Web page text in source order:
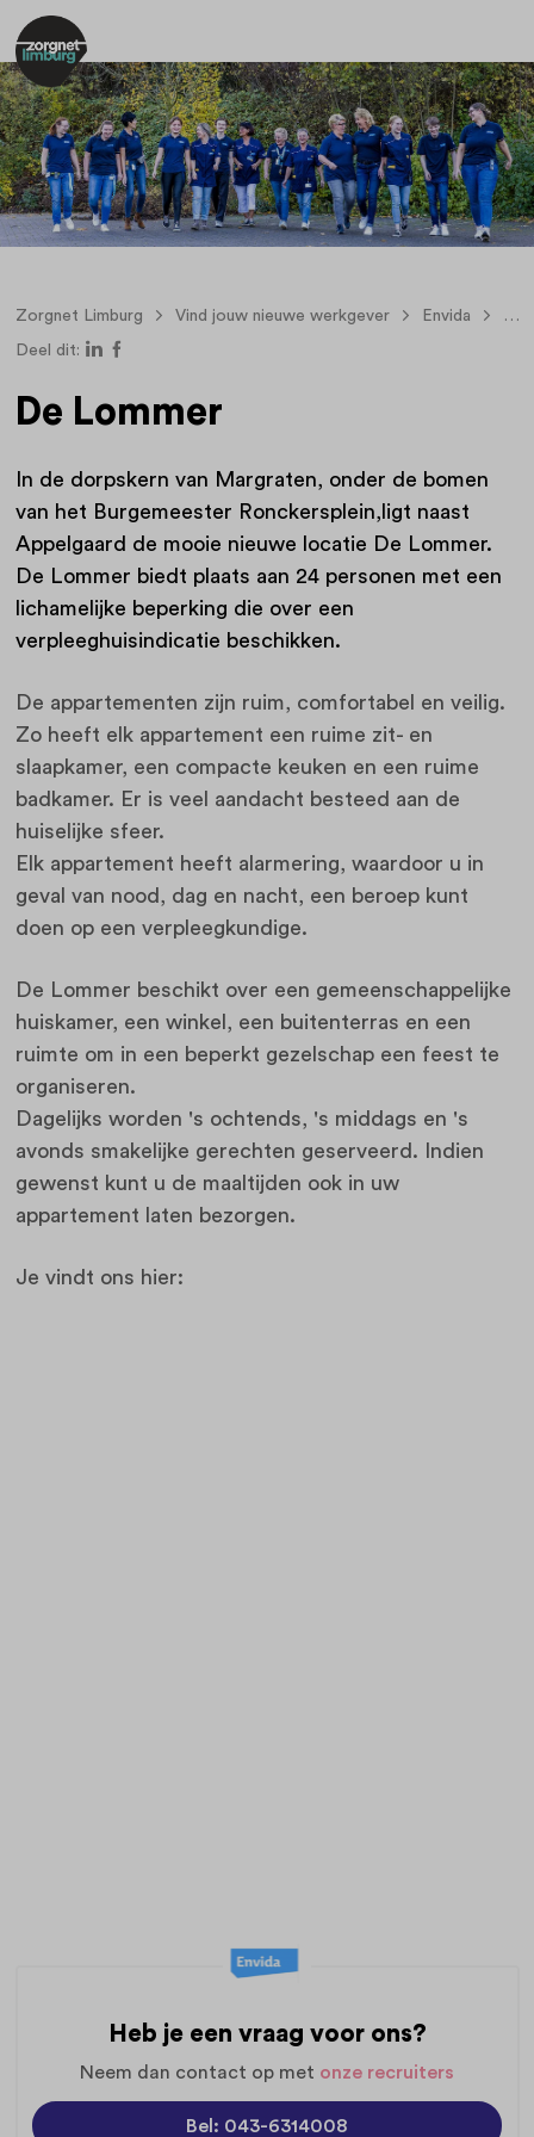
Zorgnet Limburg Vind jouw nieuwe werkgever Envida De
Deel dit:
De Lommer
In de dorpskern van Margraten, onder de bomen
van het Burgemeester Ronckersplein,ligt naast
Appelgaard de mooie nieuwe locatie De Lommer.
De Lommer biedt plaats aan 24 personen met een
lichamelijke beperking die over een
verpleeghuisindicatie beschikken.
De appartementen zijn ruim, comfortabel en veilig.
Zo heeft elk appartement een ruime zit- en
slaapkamer, een compacte keuken en een ruime
badkamer. Er is veel aandacht besteed aan de
huiselijke sfeer.
Elk appartement heeft alarmering, waardoor u in
geval van nood, dag en nacht, een beroep kunt
doen op een verpleegkundige.
De Lommer beschikt over een gemeenschappelijke
huiskamer, een winkel, een buitenterras en een
ruimte om in een beperkt gezelschap een feest te
organiseren.
Dagelijks worden 's ochtends, 's middags en 's
avonds smakelijke gerechten geserveerd. Indien
gewenst kunt u de maaltijden ook in uw
appartement laten bezorgen.
Je vindt ons hier:
Heb je een vraag voor ons?
Neem dan contact op met onze recruiters
Bel: 043-6314008